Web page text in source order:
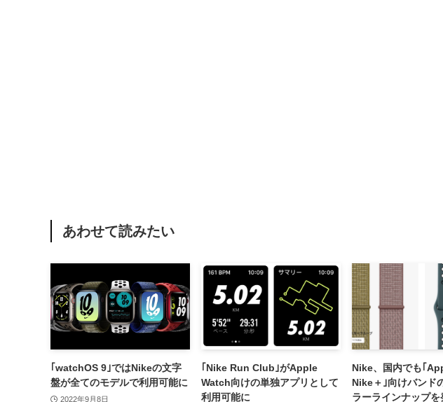
あわせて読みたい
｢watchOS 9｣ではNikeの文字
盤が全てのモデルで利用可能に
2022年9月8日
｢Nike Run Club｣がApple
Watch向けの単独アプリとして
利用可能に
Nike、国内でも｢
Nike＋｣向けバンド
ラーラインナップを